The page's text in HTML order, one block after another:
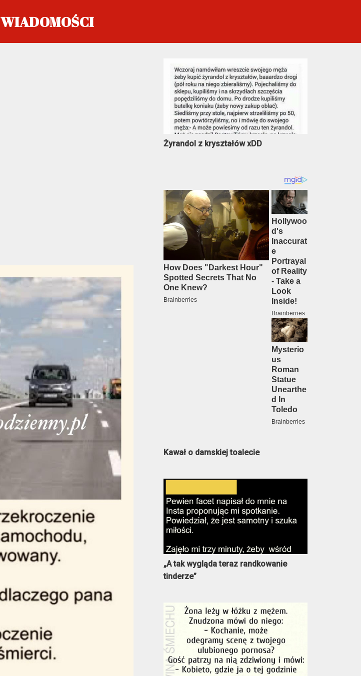
WIADOMOŚCI
Żyrandol z kryształów xDD
Kawał o damskiej toalecie
„A tak wygląda teraz randkowanie
tinderze”